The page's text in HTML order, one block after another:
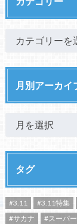
月別アーカイ
タグ
#3.11 #3.11特集
#サカナ
#スーパ